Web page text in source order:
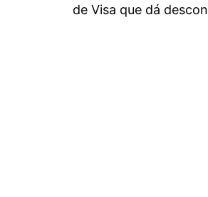
de Visa que dá